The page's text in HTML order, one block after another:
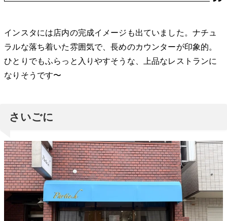
インスタには店内の完成イメージも出ていました。ナチュ
ラルな落ち着いた雰囲気で、長めのカウンターが印象的。
ひとりでもふらっと入りやすそうな、上品なレストランに
なりそうです〜
さいごに